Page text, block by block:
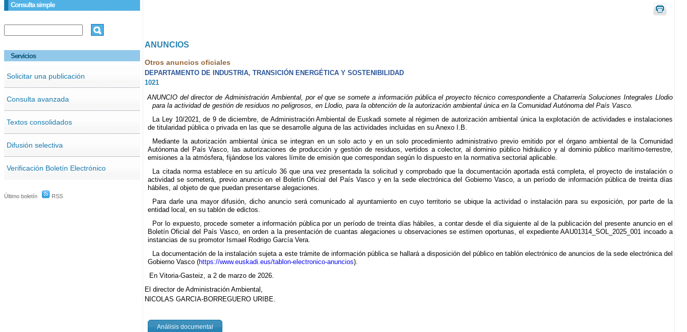
Consulta simple
Servicios
Solicitar una publicación
Consulta avanzada
Textos consolidados
Difusión selectiva
Verificación Boletín Electrónico
Último boletín RSS
ANUNCIOS
Otros anuncios oficiales
DEPARTAMENTO DE INDUSTRIA, TRANSICIÓN ENERGÉTICA Y SOSTENIBILIDAD
1021
ANUNCIO del director de Administración Ambiental, por el que se somete a información pública el proyecto técnico correspondiente a Chatarrería Soluciones Integrales Llodio
para la actividad de gestión de residuos no peligrosos, en Llodio, para la obtención de la autorización ambiental única en la Comunidad Autónoma del País Vasco.
La Ley 10/2021, de 9 de diciembre, de Administración Ambiental de Euskadi somete al régimen de autorización ambiental única la explotación de actividades e instalaciones
de titularidad pública o privada en las que se desarrolle alguna de las actividades incluidas en su Anexo I.B.
Mediante la autorización ambiental única se integran en un solo acto y en un solo procedimiento administrativo previo emitido por el órgano ambiental de la Comunidad
Autónoma del País Vasco, las autorizaciones de producción y gestión de residuos, vertidos a colector, al dominio público hidráulico y al dominio público marítimo-terrestre,
emisiones a la atmósfera, fijándose los valores límite de emisión que correspondan según lo dispuesto en la normativa sectorial aplicable.
La citada norma establece en su artículo 36 que una vez presentada la solicitud y comprobado que la documentación aportada está completa, el proyecto de instalación o
actividad se someterá, previo anuncio en el Boletín Oficial del País Vasco y en la sede electrónica del Gobierno Vasco, a un período de información pública de treinta días
hábiles, al objeto de que puedan presentarse alegaciones.
Para darle una mayor difusión, dicho anuncio será comunicado al ayuntamiento en cuyo territorio se ubique la actividad o instalación para su exposición, por parte de la
entidad local, en su tablón de edictos.
Por lo expuesto, procede someter a información pública por un período de treinta días hábiles, a contar desde el día siguiente al de la publicación del presente anuncio en el
Boletín Oficial del País Vasco, en orden a la presentación de cuantas alegaciones u observaciones se estimen oportunas, el expediente AAU01314_SOL_2025_001 incoado a
instancias de su promotor Ismael Rodrigo García Vera.
La documentación de la instalación sujeta a este trámite de información pública se hallará a disposición del público en tablón electrónico de anuncios de la sede electrónica del
Gobierno Vasco (https://www.euskadi.eus/tablon-electronico-anuncios).
En Vitoria-Gasteiz, a 2 de marzo de 2026.
El director de Administración Ambiental,
NICOLAS GARCIA-BORREGUERO URIBE.
Análisis documental